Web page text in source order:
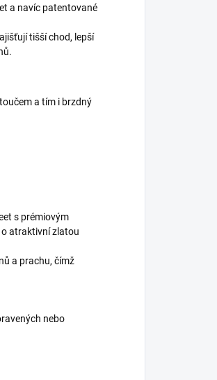
a navíc patentované
tišší chod, lepší
a tím i brzdný
s prémiovým
atraktivní zlatou
a prachu, čímž
nebo